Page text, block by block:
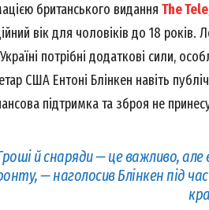
британського видання The
вік для чоловіків до 18
потрібні додаткові сили,
США Ентоні Блінкен навіть
підтримка та зброя не
й снаряди — це важливо,
— наголосив Блінкен під